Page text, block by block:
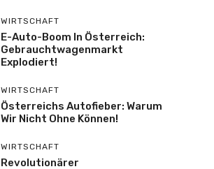
WIRTSCHAFT
E-Auto-Boom In Österreich:
Gebrauchtwagenmarkt
Explodiert!
WIRTSCHAFT
Österreichs Autofieber: Warum
Wir Nicht Ohne Können!
WIRTSCHAFT
Revolutionärer